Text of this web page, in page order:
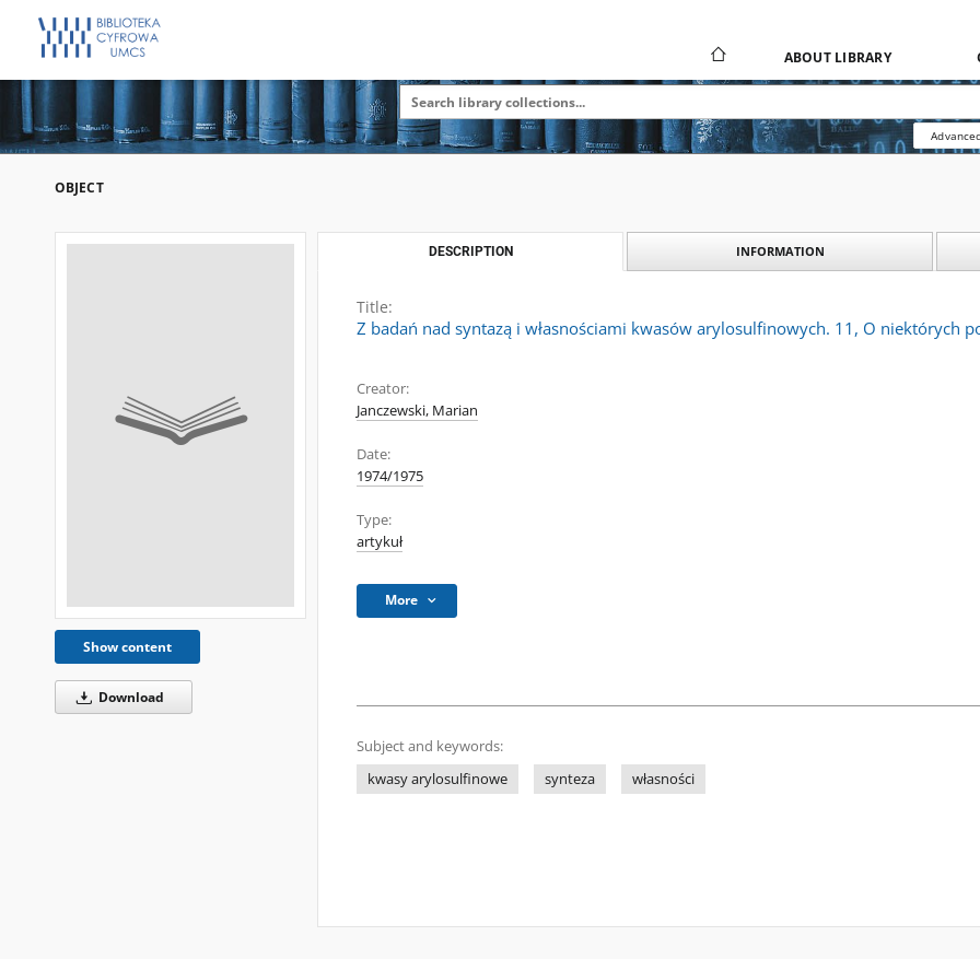
ABOUT LIBRARY
OBJECT
Show content
Download
DESCRIPTION INFORMATION
Title:
Z badań nad syntazą i własnościami kwasów arylosulfinowych. 11, O niektórych
Creator:
Janczewski, Marian
Date:
1974/1975
Type:
artykuł
More
Subject and keywords:
kwasy arylosulfinowe
synteza własności